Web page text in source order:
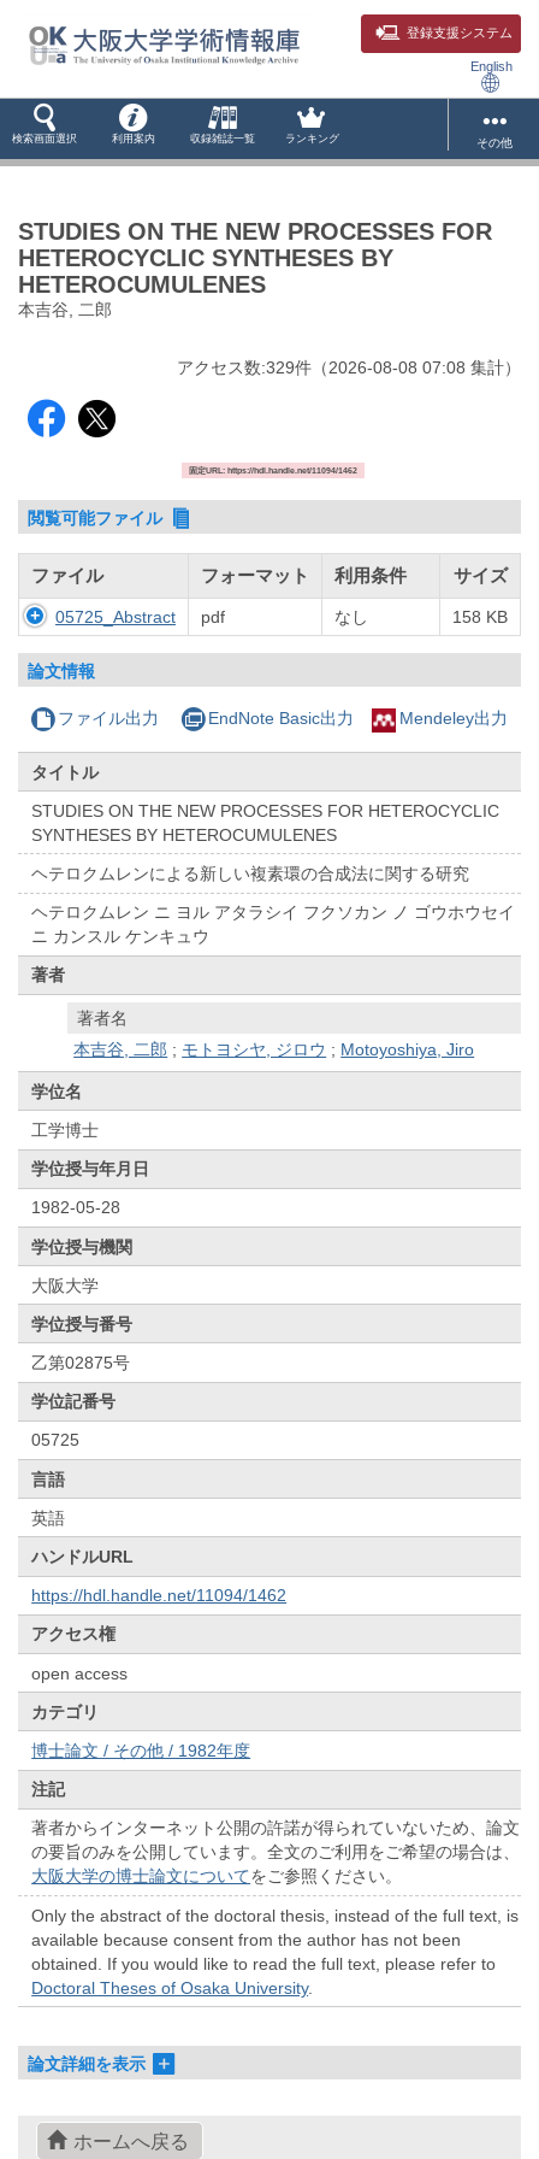
登録支援システム
English
検索画面選択 利用案内 収録雑誌一覧 ランキング その他
STUDIES ON THE NEW PROCESSES FOR
HETEROCYCLIC SYNTHESES BY
HETEROCUMULENES
本吉谷, 二郎
アクセス数:329件 （2026-08-08 07:08 集計）
固定URL: https://hdl.handle.net/11094/1462
閲覧可能ファイル
ファイル フォーマット 利用条件 サイズ
05725_Abstract pdf なし 158 KB
論文情報
ファイル出力 EndNote Basic出力 Mendeley出力
タイトル
STUDIES ON THE NEW PROCESSES FOR HETEROCYCLIC
SYNTHESES BY HETEROCUMULENES
ヘテロクムレンによる新しい複素環の合成法に関する研究
ヘテロクムレン ニ ヨル アタラシイ フクソカン ノ ゴウホウセイ
ニ カンスル ケンキュウ
著者
著者名
本吉谷, 二郎 ; モトヨシヤ, ジロウ ; Motoyoshiya, Jiro
学位名
工学博士
学位授与年月日
1982-05-28
学位授与機関
大阪大学
学位授与番号
乙第02875号
学位記番号
05725
言語
英語
ハンドルURL
https://hdl.handle.net/11094/1462
アクセス権
open access
カテゴリ
博士論文 / その他 / 1982年度
注記
著者からインターネット公開の許諾が得られていないため、論文
の要旨のみを公開しています。全文のご利用をご希望の場合は、
大阪大学の博士論文についてをご参照ください。
Only the abstract of the doctoral thesis, instead of the full text, is
available because consent from the author has not been
obtained. If you would like to read the full text, please refer to
Doctoral Theses of Osaka University.
論文詳細を表示
ホームへ戻る